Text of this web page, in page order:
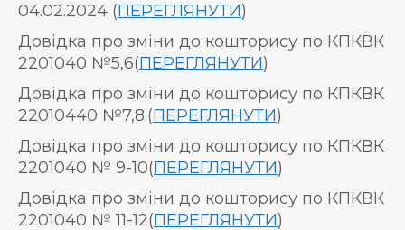
04.02.2024 (ПЕРЕГЛЯНУТИ)
Довідка про зміни до кошторису по КПКВК
2201040 №5,6(ПЕРЕГЛЯНУТИ)
Довідка про зміни до кошторису по КПКВК
22010440 №7,8.(ПЕРЕГЛЯНУТИ)
Довідка про зміни до кошторису по КПКВК
2201040 № 9-10(ПЕРЕГЛЯНУТИ)
Довідка про зміни до кошторису по КПКВК
2201040 № 11-12(ПЕРЕГЛЯНУТИ)